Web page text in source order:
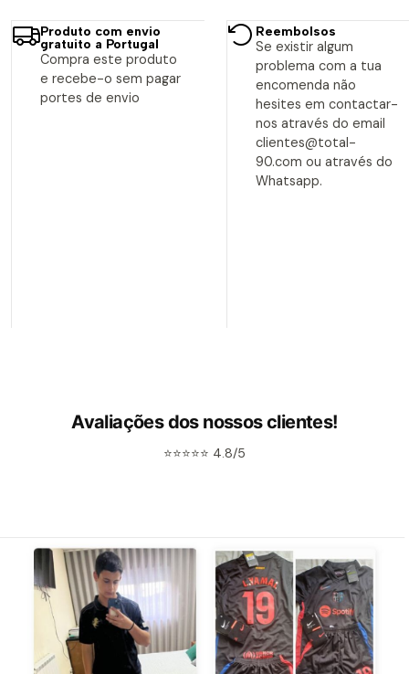
Produto com envio
gratuito a Portugal
Compra este produto
e recebe-o sem pagar
portes de envio
Reembolsos
Se existir algum
problema com a tua
encomenda não
hesites em contactar-
nos através do email
clientes@total-
90.com ou através do
Whatsapp.
Avaliações dos nossos clientes!
⭐⭐⭐⭐⭐ 4.8/5